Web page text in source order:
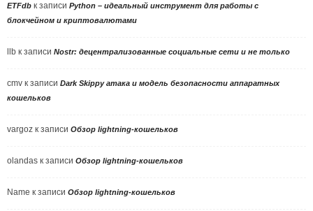
ETFdb к записи Python – идеальный инструмент для работы с
блокчейном и криптовалютами
llb к записи Nostr: децентрализованные социальные сети и не только
cmv к записи Dark Skippy атака и модель безопасности аппаратных
кошельков
vargoz к записи Обзор lightning-кошельков
olandas к записи Обзор lightning-кошельков
Name к записи Обзор lightning-кошельков